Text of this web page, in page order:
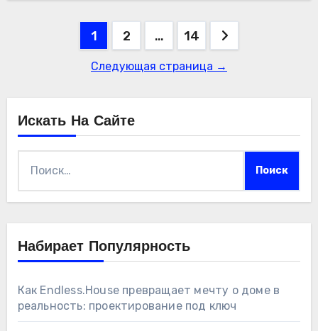
Пагинация
записей
1 2 … 14
Следующая страница →
Искать На Сайте
Набирает Популярность
Как Endless.House превращает мечту о доме в
реальность: проектирование под ключ